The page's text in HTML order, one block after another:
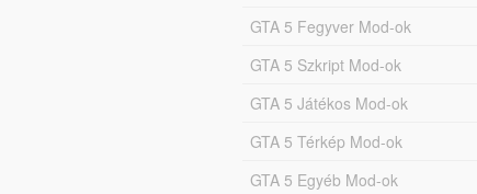
GTA 5 Fegyver Mod-ok
GTA 5 Szkript Mod-ok
GTA 5 Játékos Mod-ok
GTA 5 Térkép Mod-ok
GTA 5 Egyéb Mod-ok